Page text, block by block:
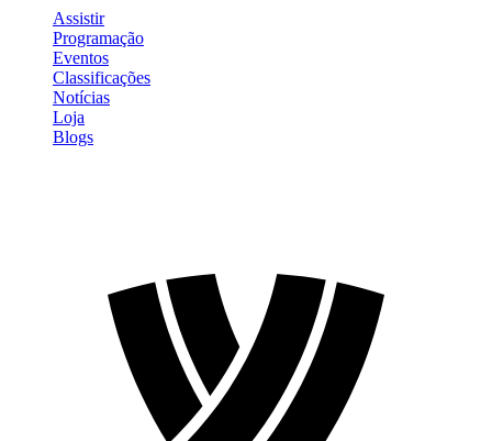
Assistir
Programação
Eventos
Classificações
Notícias
Loja
Blogs